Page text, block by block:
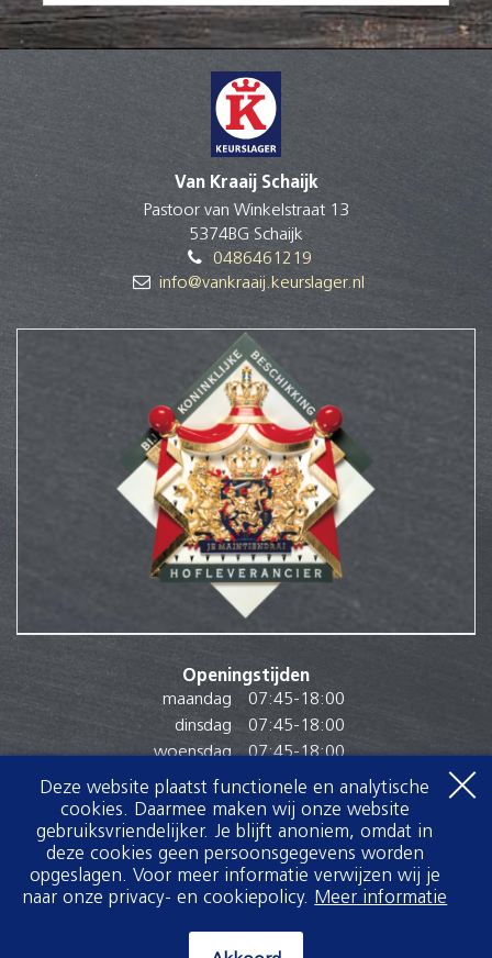
Van Kraaij Schaijk
Pastoor van Winkelstraat 13
5374BG Schaijk
0486461219
info@vankraaij.keurslager.nl
Openingstijden
maandag
07:45-18:00
dinsdag
07:45-18:00
woensdag
07:45-18:00
donderdag
07:45 -
vrijdag
07:45- 18:00
zaterdag
07:30-16:00
zondag
Gesloten
Deze website plaatst functionele en analytische
cookies. Daarmee maken wij onze website
gebruiksvriendelijker. Je blijft anoniem, omdat in
deze cookies geen persoonsgegevens worden
opgeslagen. Voor meer informatie verwijzen wij je
naar onze privacy- en cookiepolicy. Meer informatie